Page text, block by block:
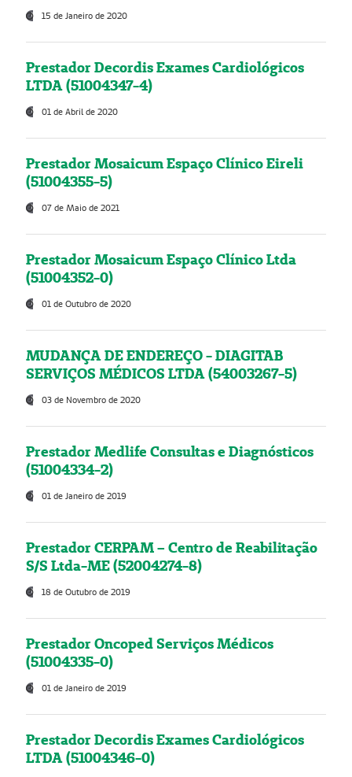
15 de Janeiro de 2020
Prestador Decordis Exames Cardiológicos
LTDA (51004347-4)
01 de Abril de 2020
Prestador Mosaicum Espaço Clínico Eireli
(51004355-5)
07 de Maio de 2021
Prestador Mosaicum Espaço Clínico Ltda
(51004352-0)
01 de Outubro de 2020
MUDANÇA DE ENDEREÇO - DIAGITAB
SERVIÇOS MÉDICOS LTDA (54003267-5)
03 de Novembro de 2020
Prestador Medlife Consultas e Diagnósticos
(51004334-2)
01 de Janeiro de 2019
Prestador CERPAM – Centro de Reabilitação
S/S Ltda-ME (52004274-8)
18 de Outubro de 2019
Prestador Oncoped Serviços Médicos
(51004335-0)
01 de Janeiro de 2019
Prestador Decordis Exames Cardiológicos
LTDA (51004346-0)